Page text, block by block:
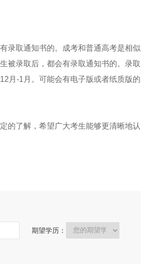
录取通知书的。成考和普通高考是相似
被录取后，都会有录取通知书的。录取
月-1月。可能会有电子版或者纸质版的
的了解，希望广大考生能够更清晰地认
期望学历：